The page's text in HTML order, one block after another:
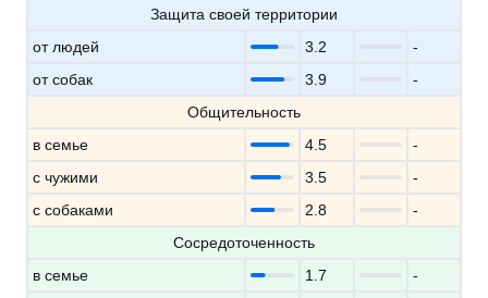
Защита своей территории
от людей
3.2
-
от собак
3.9
-
Общительность
в семье
4.5
-
с чужими
3.5
-
с собаками
2.8
-
Сосредоточенность
в семье
1.7
-